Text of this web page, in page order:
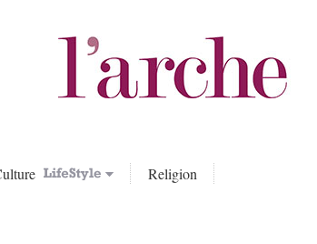
Religion